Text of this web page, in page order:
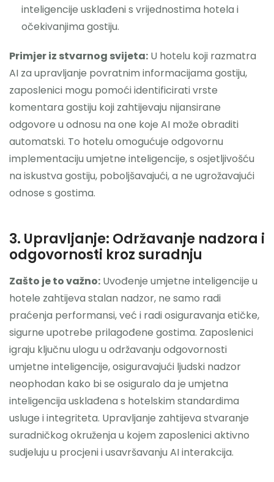
inteligencije usklađeni s vrijednostima hotela i
očekivanjima gostiju.
Primjer iz stvarnog svijeta: U hotelu koji razmatra
AI za upravljanje povratnim informacijama gostiju,
zaposlenici mogu pomoći identificirati vrste
komentara gostiju koji zahtijevaju nijansirane
odgovore u odnosu na one koje AI može obraditi
automatski. To hotelu omogućuje odgovornu
implementaciju umjetne inteligencije, s osjetljivošću
na iskustva gostiju, poboljšavajući, a ne ugrožavajući
odnose s gostima.
3. Upravljanje: Održavanje nadzora i
odgovornosti kroz suradnju
Zašto je to važno: Uvođenje umjetne inteligencije u
hotele zahtijeva stalan nadzor, ne samo radi
praćenja performansi, već i radi osiguravanja etičke,
sigurne upotrebe prilagođene gostima. Zaposlenici
igraju ključnu ulogu u održavanju odgovornosti
umjetne inteligencije, osiguravajući ljudski nadzor
neophodan kako bi se osiguralo da je umjetna
inteligencija usklađena s hotelskim standardima
usluge i integriteta. Upravljanje zahtijeva stvaranje
suradničkog okruženja u kojem zaposlenici aktivno
sudjeluju u procjeni i usavršavanju AI interakcija.